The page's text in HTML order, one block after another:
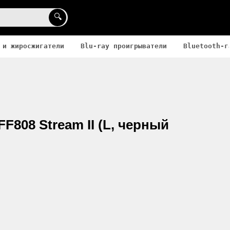
🔍
жиросжигатели Blu-ray проигрыватели Bluetooth-
Stream II (L, черный